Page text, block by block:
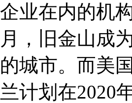
企业在内的机
月，旧金山成
的城市。而美
兰计划在2020